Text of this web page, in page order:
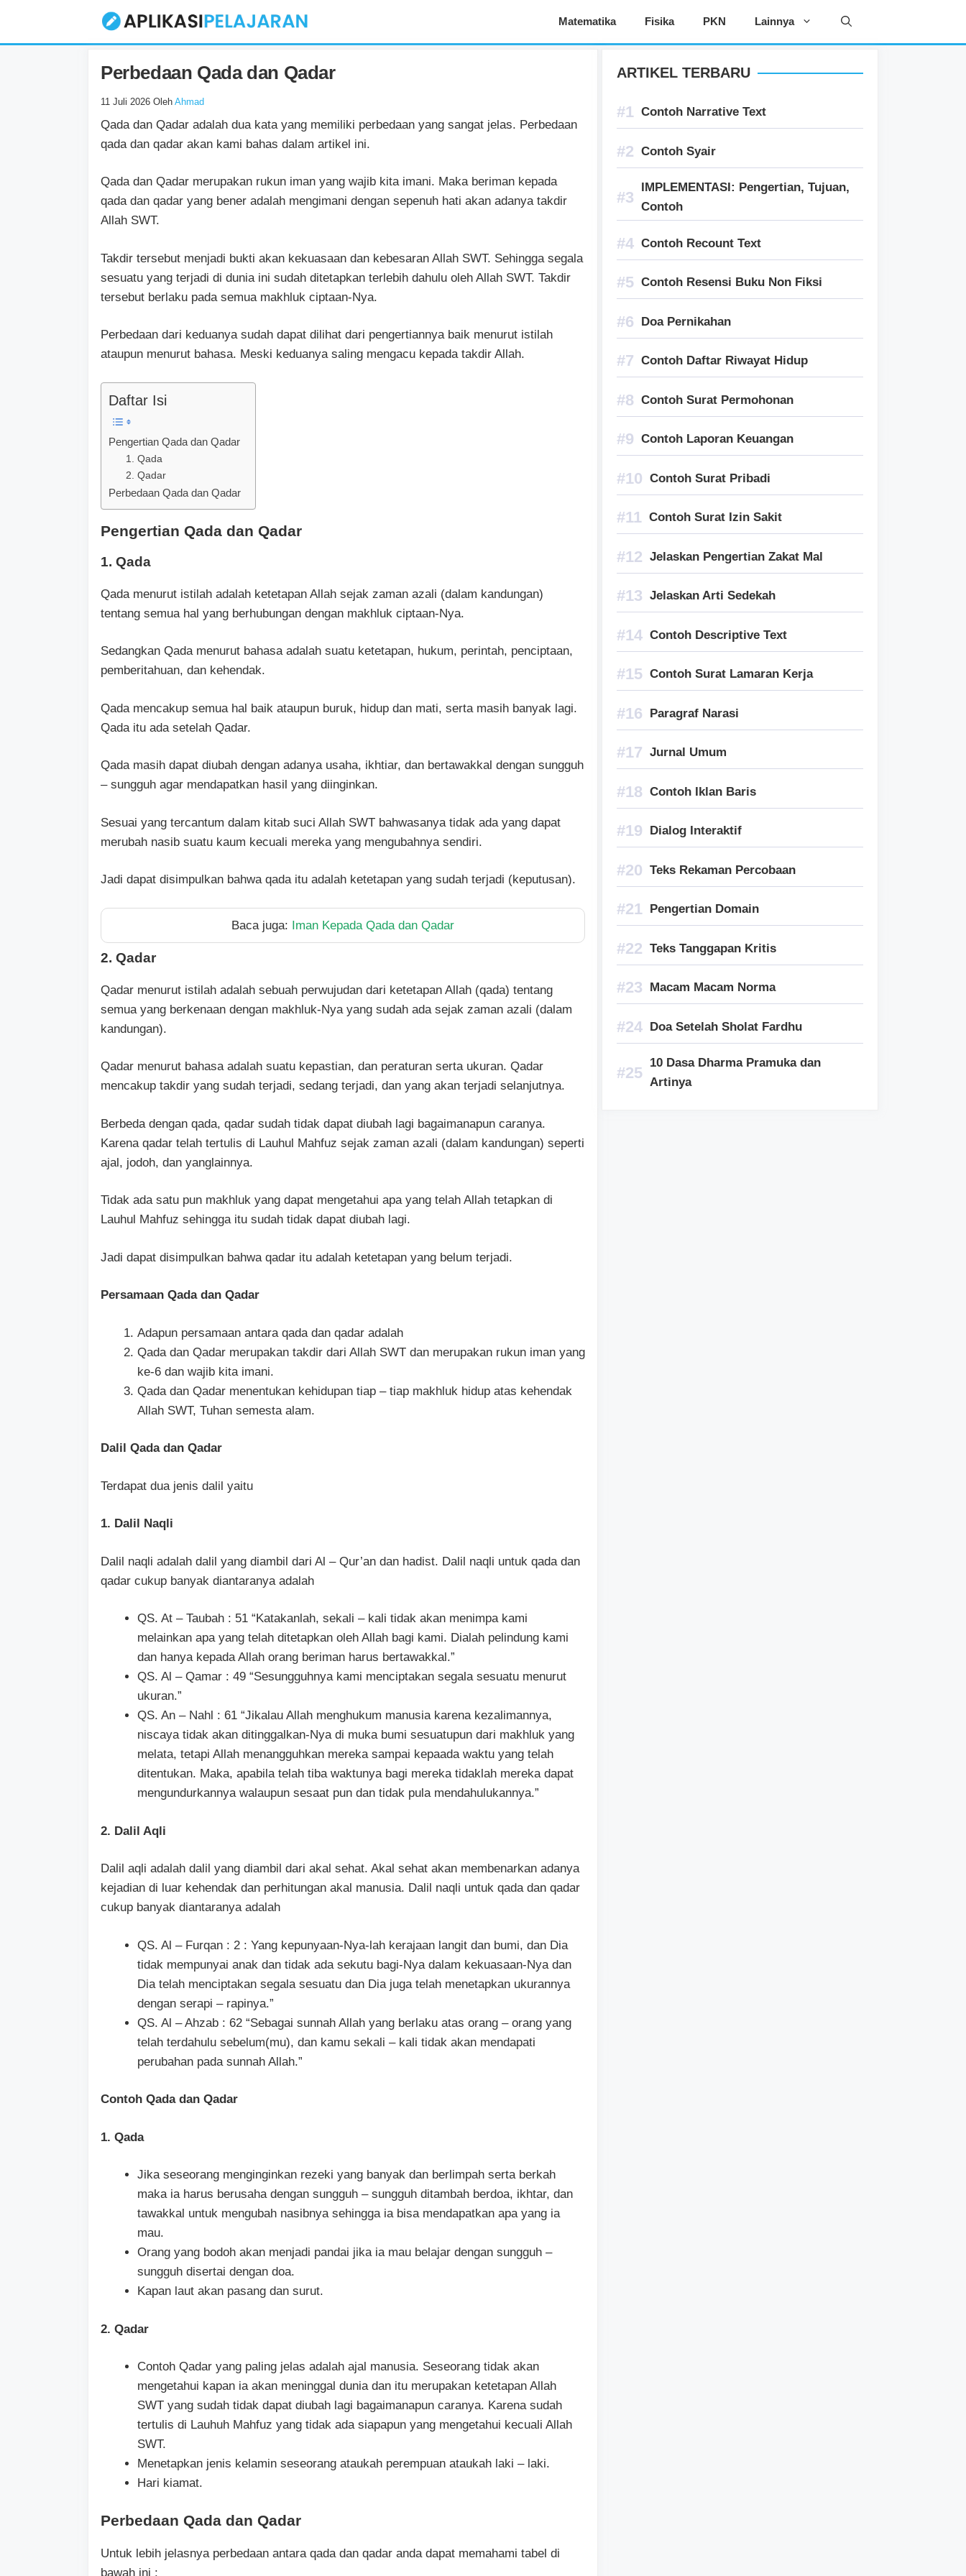
isi
Matematika Fisika PKN Lainnya
Perbedaan Qada dan Qadar
11 Juli 2026 Oleh Ahmad
Qada dan Qadar adalah dua kata yang memiliki perbedaan yang sangat jelas. Perbedaan
qada dan qadar akan kami bahas dalam artikel ini.
Qada dan Qadar merupakan rukun iman yang wajib kita imani. Maka beriman kepada
qada dan qadar yang bener adalah mengimani dengan sepenuh hati akan adanya takdir
Allah SWT.
Takdir tersebut menjadi bukti akan kekuasaan dan kebesaran Allah SWT. Sehingga segala
sesuatu yang terjadi di dunia ini sudah ditetapkan terlebih dahulu oleh Allah SWT. Takdir
tersebut berlaku pada semua makhluk ciptaan-Nya.
Perbedaan dari keduanya sudah dapat dilihat dari pengertiannya baik menurut istilah
ataupun menurut bahasa. Meski keduanya saling mengacu kepada takdir Allah.
Daftar Isi
Pengertian Qada dan Qadar
1. Qada
2. Qadar
Perbedaan Qada dan Qadar
Pengertian Qada dan Qadar
1. Qada
Qada menurut istilah adalah ketetapan Allah sejak zaman azali (dalam kandungan)
tentang semua hal yang berhubungan dengan makhluk ciptaan-Nya.
Sedangkan Qada menurut bahasa adalah suatu ketetapan, hukum, perintah, penciptaan,
pemberitahuan, dan kehendak.
Qada mencakup semua hal baik ataupun buruk, hidup dan mati, serta masih banyak lagi.
Qada itu ada setelah Qadar.
Qada masih dapat diubah dengan adanya usaha, ikhtiar, dan bertawakkal dengan sungguh
– sungguh agar mendapatkan hasil yang diinginkan.
Sesuai yang tercantum dalam kitab suci Allah SWT bahwasanya tidak ada yang dapat
merubah nasib suatu kaum kecuali mereka yang mengubahnya sendiri.
Jadi dapat disimpulkan bahwa qada itu adalah ketetapan yang sudah terjadi (keputusan).
Baca juga: Iman Kepada Qada dan Qadar
2. Qadar
Qadar menurut istilah adalah sebuah perwujudan dari ketetapan Allah (qada) tentang
semua yang berkenaan dengan makhluk-Nya yang sudah ada sejak zaman azali (dalam
kandungan).
Qadar menurut bahasa adalah suatu kepastian, dan peraturan serta ukuran. Qadar
mencakup takdir yang sudah terjadi, sedang terjadi, dan yang akan terjadi selanjutnya.
Berbeda dengan qada, qadar sudah tidak dapat diubah lagi bagaimanapun caranya.
Karena qadar telah tertulis di Lauhul Mahfuz sejak zaman azali (dalam kandungan) seperti
ajal, jodoh, dan yanglainnya.
Tidak ada satu pun makhluk yang dapat mengetahui apa yang telah Allah tetapkan di
Lauhul Mahfuz sehingga itu sudah tidak dapat diubah lagi.
Jadi dapat disimpulkan bahwa qadar itu adalah ketetapan yang belum terjadi.
Persamaan Qada dan Qadar
Adapun persamaan antara qada dan qadar adalah
Qada dan Qadar merupakan takdir dari Allah SWT dan merupakan rukun iman yang
ke-6 dan wajib kita imani.
Qada dan Qadar menentukan kehidupan tiap – tiap makhluk hidup atas kehendak
Allah SWT, Tuhan semesta alam.
Dalil Qada dan Qadar
Terdapat dua jenis dalil yaitu
1. Dalil Naqli
Dalil naqli adalah dalil yang diambil dari Al – Qur’an dan hadist. Dalil naqli untuk qada dan
qadar cukup banyak diantaranya adalah
QS. At – Taubah : 51 “Katakanlah, sekali – kali tidak akan menimpa kami
melainkan apa yang telah ditetapkan oleh Allah bagi kami. Dialah pelindung kami
dan hanya kepada Allah orang beriman harus bertawakkal.”
QS. Al – Qamar : 49 “Sesungguhnya kami menciptakan segala sesuatu menurut
ukuran.”
QS. An – Nahl : 61 “Jikalau Allah menghukum manusia karena kezalimannya,
niscaya tidak akan ditinggalkan-Nya di muka bumi sesuatupun dari makhluk yang
melata, tetapi Allah menangguhkan mereka sampai kepaada waktu yang telah
ditentukan. Maka, apabila telah tiba waktunya bagi mereka tidaklah mereka dapat
mengundurkannya walaupun sesaat pun dan tidak pula mendahulukannya.”
2. Dalil Aqli
Dalil aqli adalah dalil yang diambil dari akal sehat. Akal sehat akan membenarkan adanya
kejadian di luar kehendak dan perhitungan akal manusia. Dalil naqli untuk qada dan qadar
cukup banyak diantaranya adalah
QS. Al – Furqan : 2 : Yang kepunyaan-Nya-lah kerajaan langit dan bumi, dan Dia
tidak mempunyai anak dan tidak ada sekutu bagi-Nya dalam kekuasaan-Nya dan
Dia telah menciptakan segala sesuatu dan Dia juga telah menetapkan ukurannya
dengan serapi – rapinya.”
QS. Al – Ahzab : 62 “Sebagai sunnah Allah yang berlaku atas orang – orang yang
telah terdahulu sebelum(mu), dan kamu sekali – kali tidak akan mendapati
perubahan pada sunnah Allah.”
Contoh Qada dan Qadar
1. Qada
Jika seseorang menginginkan rezeki yang banyak dan berlimpah serta berkah
maka ia harus berusaha dengan sungguh – sungguh ditambah berdoa, ikhtar, dan
tawakkal untuk mengubah nasibnya sehingga ia bisa mendapatkan apa yang ia
mau.
Orang yang bodoh akan menjadi pandai jika ia mau belajar dengan sungguh –
sungguh disertai dengan doa.
Kapan laut akan pasang dan surut.
2. Qadar
Contoh Qadar yang paling jelas adalah ajal manusia. Seseorang tidak akan
mengetahui kapan ia akan meninggal dunia dan itu merupakan ketetapan Allah
SWT yang sudah tidak dapat diubah lagi bagaimanapun caranya. Karena sudah
tertulis di Lauhuh Mahfuz yang tidak ada siapapun yang mengetahui kecuali Allah
SWT.
Menetapkan jenis kelamin seseorang ataukah perempuan ataukah laki – laki.
Hari kiamat.
Perbedaan Qada dan Qadar
Untuk lebih jelasnya perbedaan antara qada dan qadar anda dapat memahami tabel di
bawah ini :
ARTIKEL TERBARU
Contoh Narrative Text
Contoh Syair
IMPLEMENTASI: Pengertian, Tujuan,
Contoh
Contoh Recount Text
Contoh Resensi Buku Non Fiksi
Doa Pernikahan
Contoh Daftar Riwayat Hidup
Contoh Surat Permohonan
Contoh Laporan Keuangan
Contoh Surat Pribadi
Contoh Surat Izin Sakit
Jelaskan Pengertian Zakat Mal
Jelaskan Arti Sedekah
Contoh Descriptive Text
Contoh Surat Lamaran Kerja
Paragraf Narasi
Jurnal Umum
Contoh Iklan Baris
Dialog Interaktif
Teks Rekaman Percobaan
Pengertian Domain
Teks Tanggapan Kritis
Macam Macam Norma
Doa Setelah Sholat Fardhu
10 Dasa Dharma Pramuka dan
Artinya